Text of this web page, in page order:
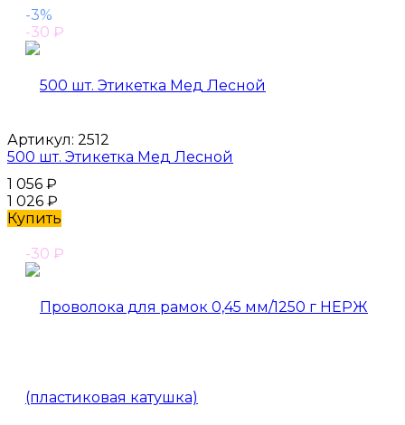
-3%
-30 ₽
Артикул: 2512
500 шт. Этикетка Мед Лесной
1 056 ₽
1 026 ₽
Купить
-30 ₽